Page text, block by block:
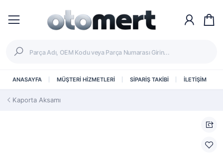
ANASAYFA MÜŞTERİ HİZMETLERİ SİPARİŞ TAKİBİ İLETİŞİM
Kaporta Aksamı